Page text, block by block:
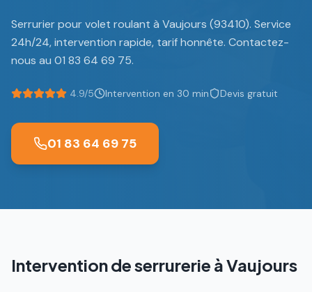
Serrurier pour volet roulant à Vaujours (93410). Service
24h/24, intervention rapide, tarif honnête. Contactez-
nous au 01 83 64 69 75.
4.9/5 Intervention en 30 min Devis gratuit
01 83 64 69 75
Intervention de serrurerie àVaujours